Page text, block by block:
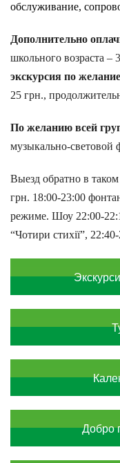
обслуживание,
Дополнительно
школьного возраста –
экскурсия по
25 грн.,
По желанию всей
музыкально-световой
Выезд обратно в
грн. 18:00-23:00
режиме. Шоу 22:00-
“Чотири стихії”,
Добро